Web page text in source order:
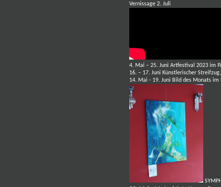
Vernissage 2. Juli
4. Mai – 25. Juni Artfestival 2023 im
16. – 17. Juni Künstlerischer
14. Mai - 19. Juni Bild des Monats